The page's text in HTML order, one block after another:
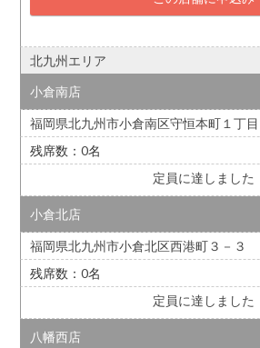
北九州エリア
小倉南店
福岡県北九州市小倉南区守恒本町１丁
0
定員に達しました
小倉北店
福岡県北九州市小倉北区西港町３－３
0
定員に達しました
八幡西店